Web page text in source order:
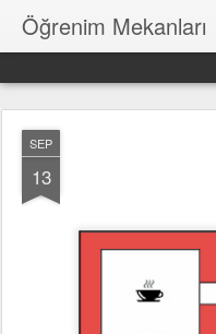
Öğrenim Mekanları
SEP
13